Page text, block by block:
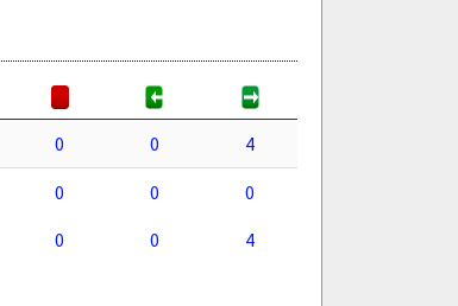
0 0 4
0 0
0
0 0 4